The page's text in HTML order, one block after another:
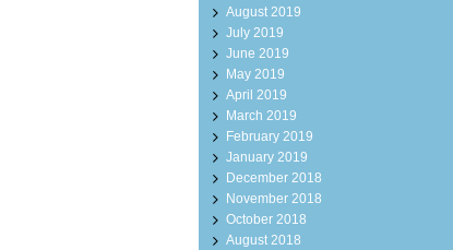
August 2019
July 2019
June 2019
May 2019
April 2019
March 2019
February 2019
January 2019
December 2018
November 2018
October 2018
August 2018